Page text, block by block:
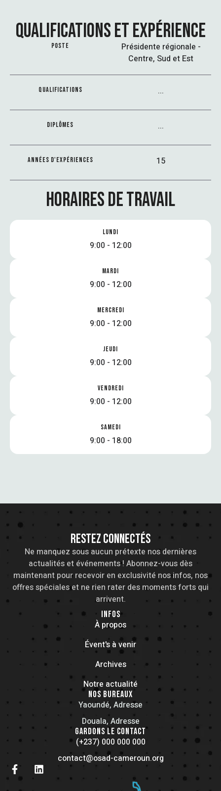
QUALIFICATIONS ET EXPÉRIENCE
POSTE
Présidente régionale -
Centre, Sud et Est
QUALIFICATIONS ...
DIPLÔMES ...
ANNÉES D'EXPÉRIENCES 15
HORAIRES DE TRAVAIL
LUNDI
9:00 - 12:00
MARDI
9:00 - 12:00
MERCREDI
9:00 - 12:00
JEUDI
9:00 - 12:00
VENDREDI
9:00 - 12:00
SAMEDI
9:00 - 18:00
RESTEZ CONNECTÉS
Ne manquez sous aucun prétexte nos dernières
actualités et événements ! Abonnez-vous dès
maintenant pour recevoir en exclusivité nos infos, nos
offres spéciales et ne rien rater des moments forts qui
arrivent.
INFOS
À propos
Évent's à venir
Archives
Notre actualité
NOS BUREAUX
Yaoundé, Adresse
Douala, Adresse
GARDONS LE CONTACT
(+237) 000 000 000
contact@osad-cameroun.org